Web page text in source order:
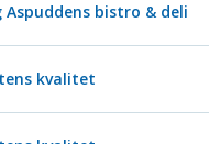
bistro & deli
kvalitet